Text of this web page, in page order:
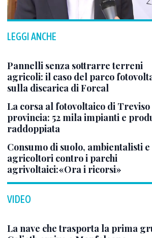
LEGGI ANCHE
Pannelli senza sottrarre terreni
agricoli: il caso del parco
sulla discarica di Forcal
La corsa al fotovoltaico di Treviso
provincia: 52 mila impianti e
raddoppiata
Consumo di suolo, ambientalisti e
agricoltori contro i parchi
agrivoltaici:«Ora i ricorsi»
VIDEO
La nave che trasporta la prima